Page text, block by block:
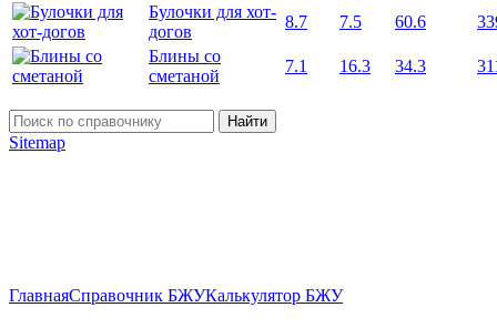
Булочки для хот-
догов
8.7 7.5 60.6
Блины со
сметаной
7.1 16.3 34.3
Найти
Sitemap
ГлавнаяСправочник БЖУКалькулятор БЖУ